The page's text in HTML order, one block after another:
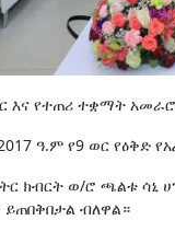
እና የተጠሪ ተቋማት
ዓ.ም የ9 ወር የዕቅድ
ክብርት ወ/ሮ ጫልቱ ሳኒ
ብለዋል።